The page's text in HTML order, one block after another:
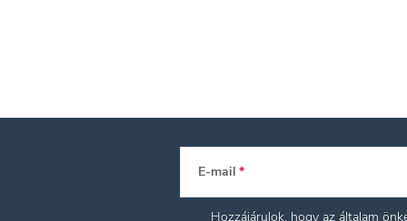
E-mail
Hozzájárulok, hogy az általam